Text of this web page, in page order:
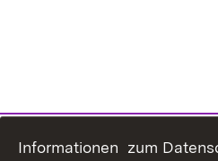
Informationen zum